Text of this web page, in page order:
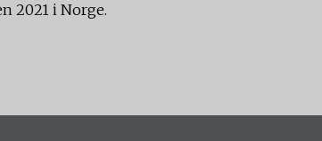
2021 i Norge.